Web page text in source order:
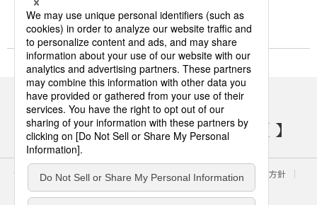
パナソニックの電気設備 SNSアカウント
サイトのご利用にあたって クッキーポリシー
個人情報保護方針
パナソニック ホールディングス